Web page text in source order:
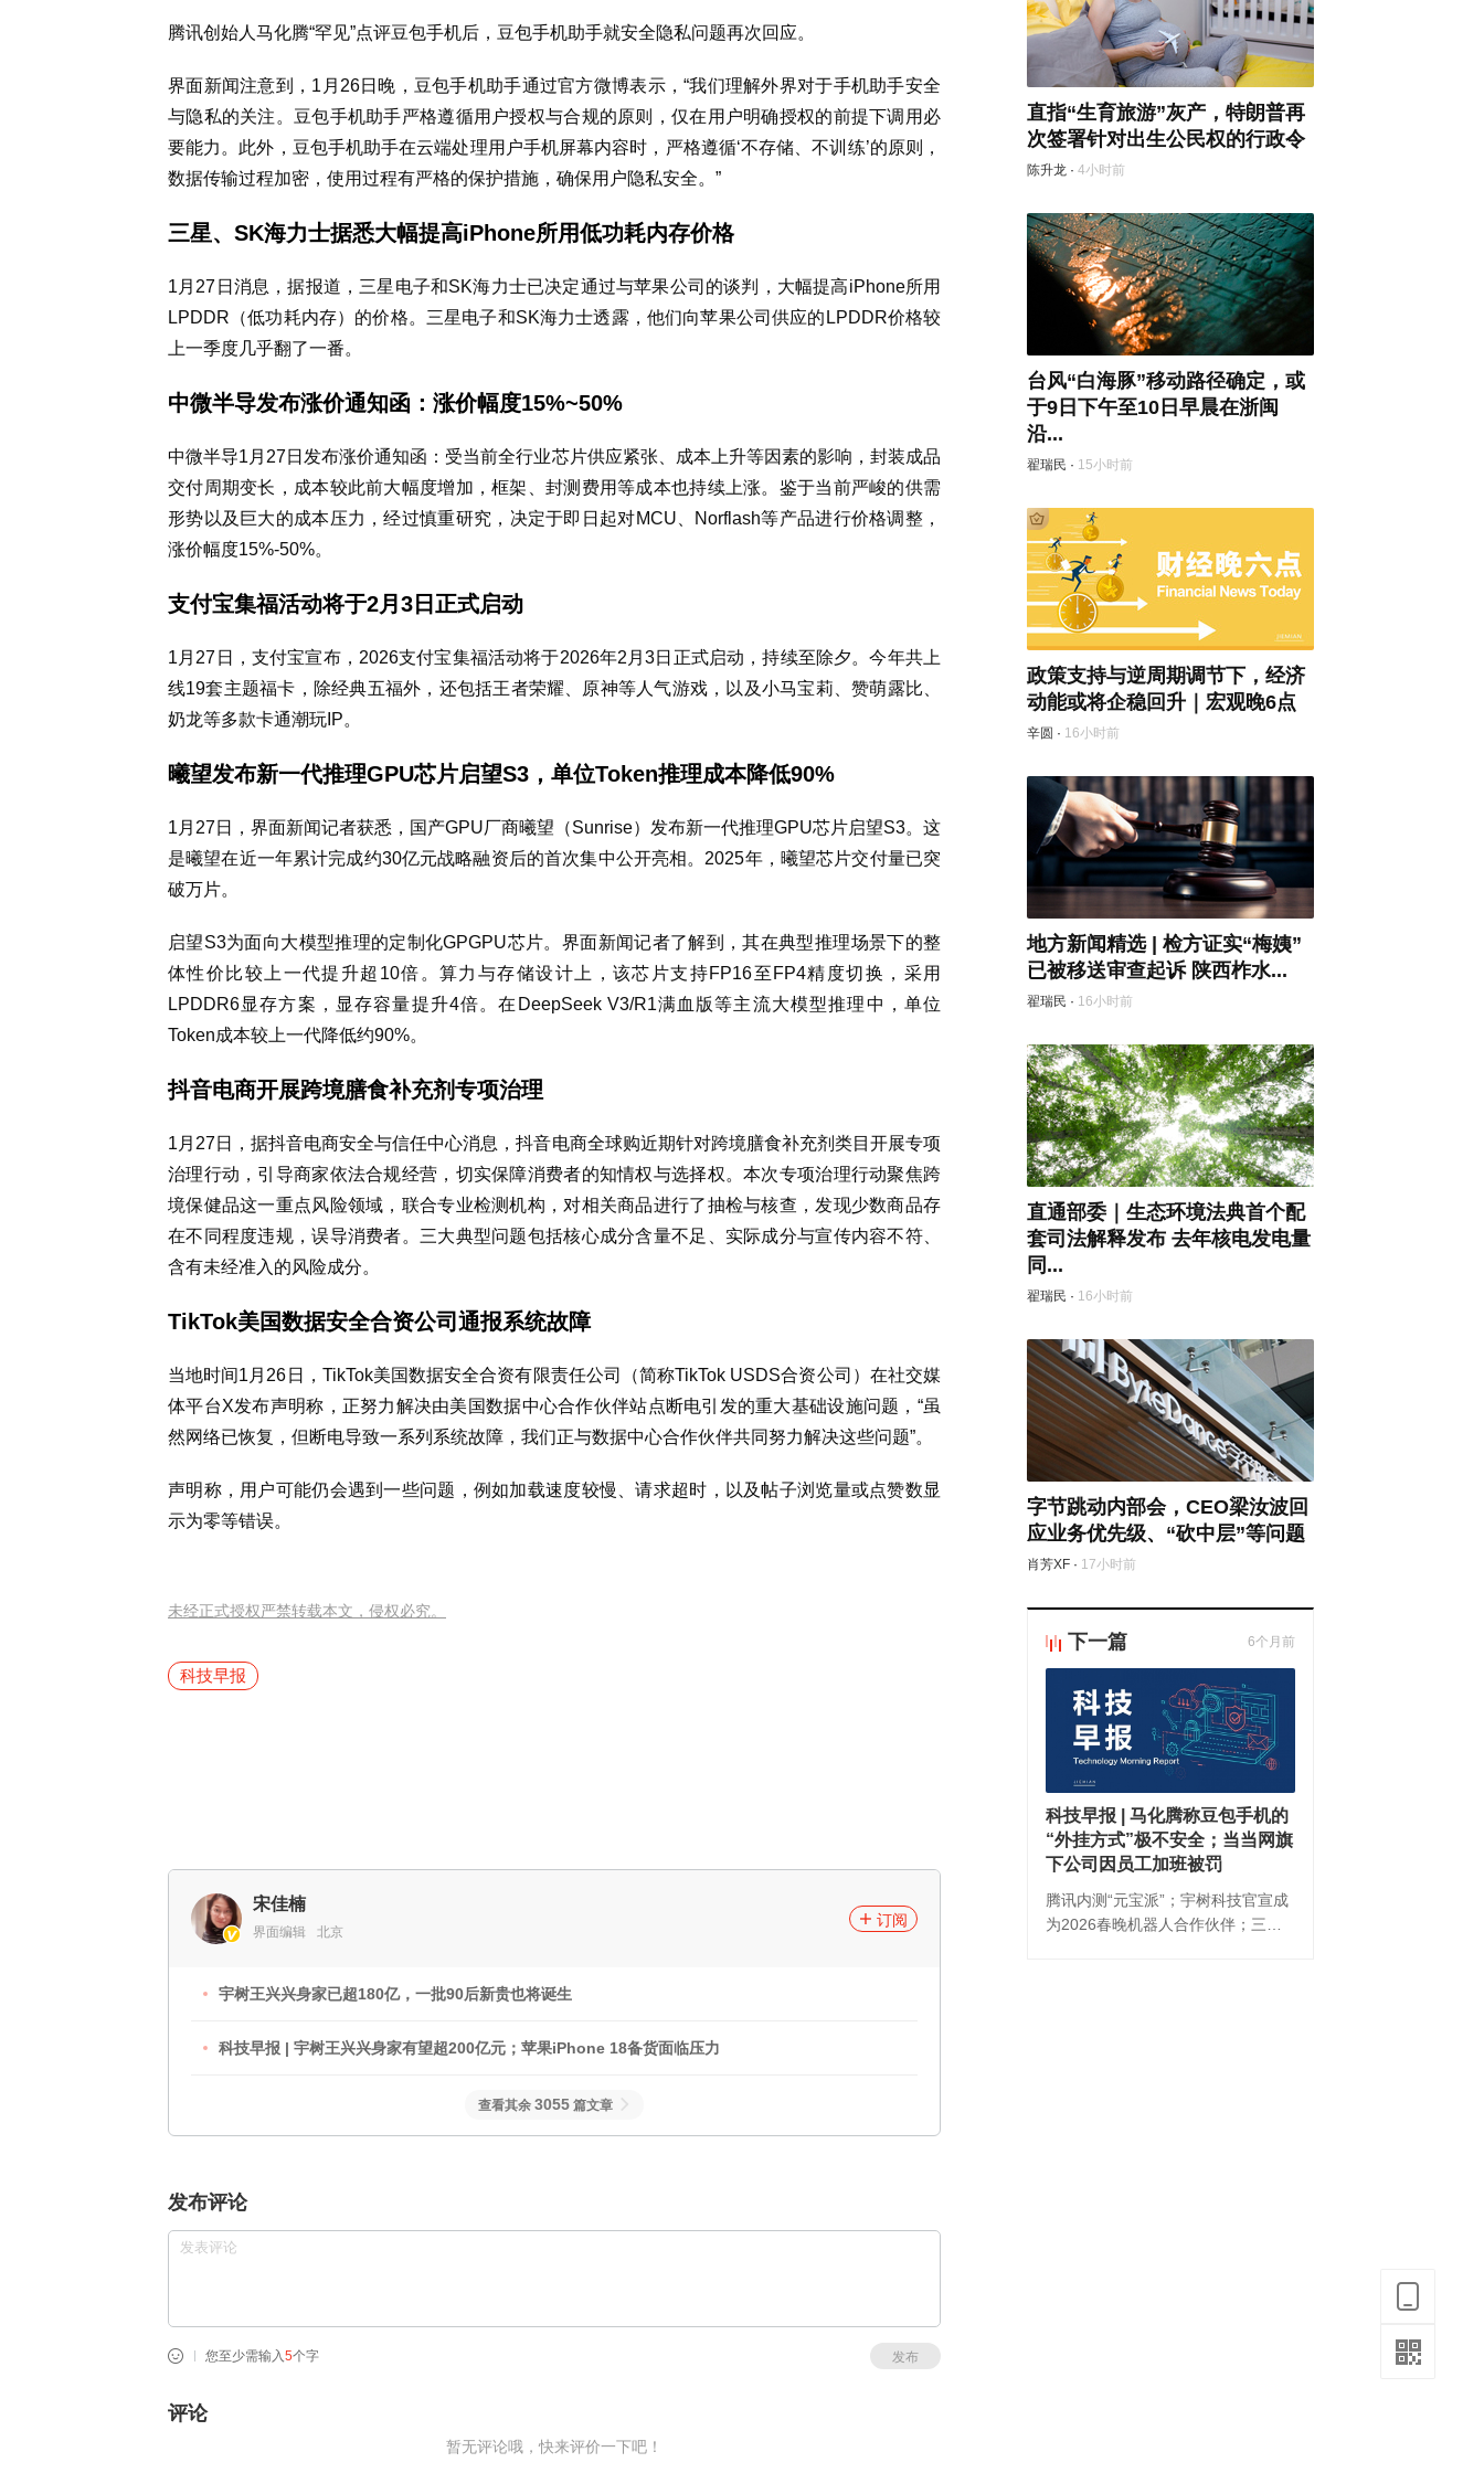
腾讯创始人马化腾“罕见”点评豆包手机后，豆包手机助手就安全隐私问题再次回应。
界面新闻注意到，1月26日晚，豆包手机助手通过官方微博表示，“我们理解外界对于手机助手安全
与隐私的关注。豆包手机助手严格遵循用户授权与合规的原则，仅在用户明确授权的前提下调用必
要能力。此外，豆包手机助手在云端处理用户手机屏幕内容时，严格遵循‘不存储、不训练’的原则，
数据传输过程加密，使用过程有严格的保护措施，确保用户隐私安全。”
三星、SK海力士据悉大幅提高iPhone所用低功耗内存价格
1月27日消息，据报道，三星电子和SK海力士已决定通过与苹果公司的谈判，大幅提高iPhone所用
LPDDR（低功耗内存）的价格。三星电子和SK海力士透露，他们向苹果公司供应的LPDDR价格较
上一季度几乎翻了一番。
中微半导发布涨价通知函：涨价幅度15%~50%
中微半导1月27日发布涨价通知函：受当前全行业芯片供应紧张、成本上升等因素的影响，封装成品
交付周期变长，成本较此前大幅度增加，框架、封测费用等成本也持续上涨。鉴于当前严峻的供需
形势以及巨大的成本压力，经过慎重研究，决定于即日起对MCU、Norflash等产品进行价格调整，
涨价幅度15%-50%。
支付宝集福活动将于2月3日正式启动
1月27日，支付宝宣布，2026支付宝集福活动将于2026年2月3日正式启动，持续至除夕。今年共上
线19套主题福卡，除经典五福外，还包括王者荣耀、原神等人气游戏，以及小马宝莉、赞萌露比、
奶龙等多款卡通潮玩IP。
曦望发布新一代推理GPU芯片启望S3，单位Token推理成本降低90%
1月27日，界面新闻记者获悉，国产GPU厂商曦望（Sunrise）发布新一代推理GPU芯片启望S3。这
是曦望在近一年累计完成约30亿元战略融资后的首次集中公开亮相。2025年，曦望芯片交付量已突
破万片。
启望S3为面向大模型推理的定制化GPGPU芯片。界面新闻记者了解到，其在典型推理场景下的整
体性价比较上一代提升超10倍。算力与存储设计上，该芯片支持FP16至FP4精度切换，采用
LPDDR6显存方案，显存容量提升4倍。在DeepSeek V3/R1满血版等主流大模型推理中，单位
Token成本较上一代降低约90%。
抖音电商开展跨境膳食补充剂专项治理
1月27日，据抖音电商安全与信任中心消息，抖音电商全球购近期针对跨境膳食补充剂类目开展专项
治理行动，引导商家依法合规经营，切实保障消费者的知情权与选择权。本次专项治理行动聚焦跨
境保健品这一重点风险领域，联合专业检测机构，对相关商品进行了抽检与核查，发现少数商品存
在不同程度违规，误导消费者。三大典型问题包括核心成分含量不足、实际成分与宣传内容不符、
含有未经准入的风险成分。
TikTok美国数据安全合资公司通报系统故障
当地时间1月26日，TikTok美国数据安全合资有限责任公司（简称TikTok USDS合资公司）在社交媒
体平台X发布声明称，正努力解决由美国数据中心合作伙伴站点断电引发的重大基础设施问题，“虽
然网络已恢复，但断电导致一系列系统故障，我们正与数据中心合作伙伴共同努力解决这些问题”。
声明称，用户可能仍会遇到一些问题，例如加载速度较慢、请求超时，以及帖子浏览量或点赞数显
示为零等错误。
未经正式授权严禁转载本文，侵权必究。
科技早报
宋佳楠
界面编辑 北京
订阅
宇树王兴兴身家已超180亿，一批90后新贵也将诞生
科技早报 | 宇树王兴兴身家有望超200亿元；苹果iPhone 18备货面临压力
查看其余 3055 篇文章
发布评论
您至少需输入 5个字 发布
评论
暂无评论哦，快来评价一下吧！
直指“生育旅游”灰产，特朗普再
次签署针对出生公民权的行政令
陈升龙 · 4小时前
台风“白海豚”移动路径确定，或
于9日下午至10日早晨在浙闽
沿...
翟瑞民 · 15小时前
政策支持与逆周期调节下，经济
动能或将企稳回升｜宏观晚6点
辛圆 · 16小时前
地方新闻精选 | 检方证实“梅姨”
已被移送审查起诉 陕西柞水...
翟瑞民 · 16小时前
直通部委｜生态环境法典首个配
套司法解释发布 去年核电发电量
同...
翟瑞民 · 16小时前
字节跳动内部会，CEO梁汝波回
应业务优先级、“砍中层”等问题
肖芳XF · 17小时前
下一篇 6个月前
科技早报 | 马化腾称豆包手机的
“外挂方式”极不安全；当当网旗
下公司因员工加班被罚
腾讯内测“元宝派”；宇树科技官宣成
为2026春晚机器人合作伙伴；三星